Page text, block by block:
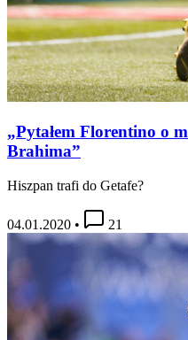
„Pytałem Florentino o
Brahima”
Hiszpan trafi do Getafe?
04.01.2020 • 21